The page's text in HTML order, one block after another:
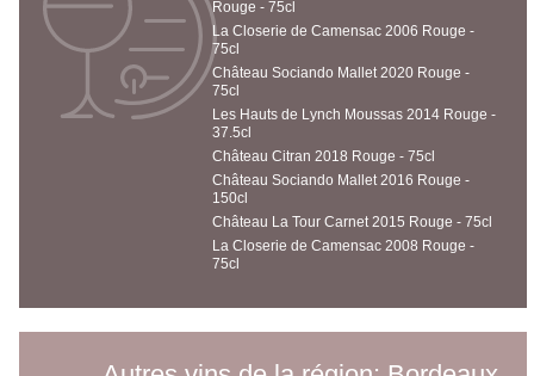
Rouge - 75cl
La Closerie de Camensac 2006 Rouge -
75cl
Château Sociando Mallet 2020 Rouge -
75cl
Les Hauts de Lynch Moussas 2014 Rouge -
37.5cl
Château Citran 2018 Rouge - 75cl
Château Sociando Mallet 2016 Rouge -
150cl
Château La Tour Carnet 2015 Rouge - 75cl
La Closerie de Camensac 2008 Rouge -
75cl